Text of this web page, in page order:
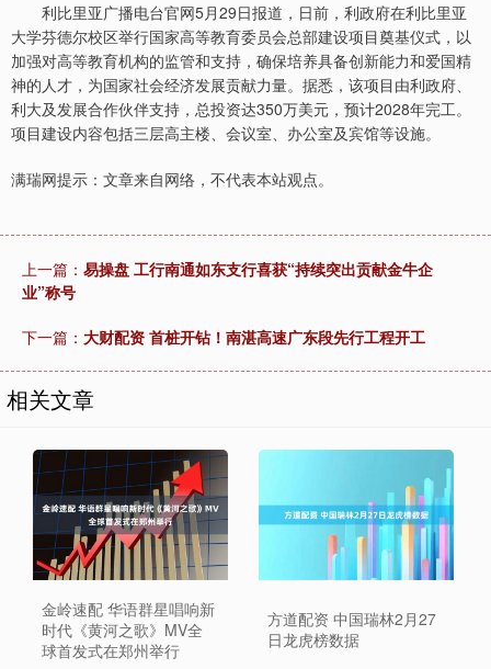
利比里亚广播电台官网5月29日报道，日前，利政府在利比里亚
大学芬德尔校区举行国家高等教育委员会总部建设项目奠基仪式，以
加强对高等教育机构的监管和支持，确保培养具备创新能力和爱国精
神的人才，为国家社会经济发展贡献力量。据悉，该项目由利政府、
利大及发展合作伙伴支持，总投资达350万美元，预计2028年完工。
项目建设内容包括三层高主楼、会议室、办公室及宾馆等设施。
满瑞网提示：文章来自网络，不代表本站观点。
上一篇： 易操盘 工行南通如东支行喜获“持续突出贡献金牛企
业”称号
下一篇： 大财配资 首桩开钻！南湛高速广东段先行工程开工
相关文章
金岭速配 华语群星唱响新
时代《黄河之歌》MV全
球首发式在郑州举行
方道配资 中国瑞林2月27
日龙虎榜数据